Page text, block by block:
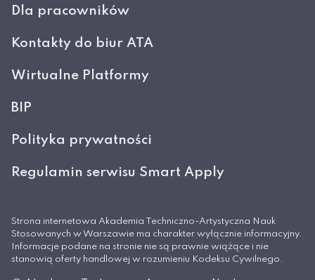
Dla pracowników
Kontakty do biur ATA
Wirtualne Platformy
BIP
Polityka prywatności
Regulamin serwisu Smart Apply
Strona internetowa Akademia Techniczno-Artystyczna Nauk
Stosowanych w Warszawie ma charakter wyłącznie informacyjny.
Informacje podane na stronie nie są prawnie wiążące i nie
stanowią oferty handlowej w rozumieniu Kodeksu Cywilnego.